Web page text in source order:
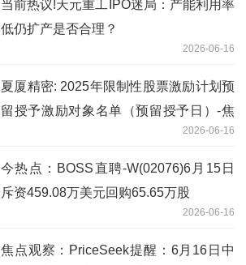
当前热议!天元重工IPO迷局：产能利用率
低仍扩产是否合理？
2026-06-16
夏厦精密: 2025年限制性股票激励计划预
留授予激励对象名单（预留授予日）-焦
2026-06-16
今热点：BOSS直聘-W(02076)6月15日
斥资459.08万美元回购65.65万股
2026-06-16
焦点观察：PriceSeek提醒：6月16日中